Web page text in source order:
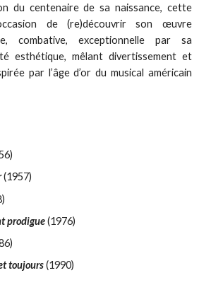
du centenaire de sa naissance, cette
de (re)découvrir son œuvre
combative, exceptionnelle par sa
esthétique, mêlant divertissement et
par l’âge d’or du musical américain
(1957)
prodigue(1976)
toujours(1990)